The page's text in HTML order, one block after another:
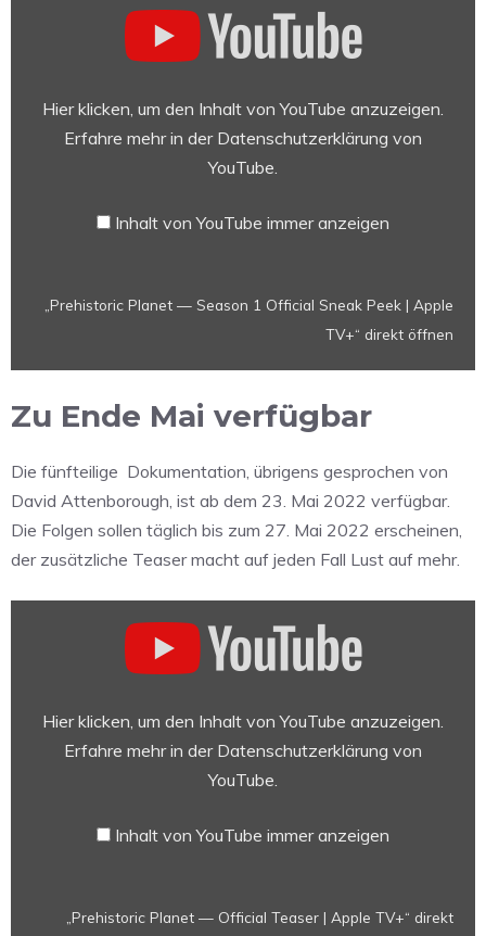
YouTube
Hier klicken, um den Inhalt von YouTube anzuzeigen.
Erfahre mehr in der Datenschutzerklärung von
YouTube.
Inhalt von YouTube immer anzeigen
„Prehistoric Planet — Season 1 Official Sneak Peek | Apple
TV+“ direkt öffnen
Zu Ende Mai verfügbar
Die fünfteilige Dokumentation, übrigens gesprochen von
David Attenborough, ist ab dem 23. Mai 2022 verfügbar.
Die Folgen sollen täglich bis zum 27. Mai 2022 erscheinen,
der zusätzliche Teaser macht auf jeden Fall Lust auf mehr.
TeaserHier klicken, um den Inhalt von YouTube anzuzeigen.
Erfahre mehr in der Datenschutzerklärung von
YouTube.
Inhalt von YouTube immer anzeigen
„Prehistoric Planet — Official Teaser | Apple TV+“ direkt